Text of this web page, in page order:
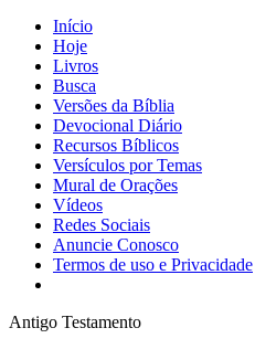
Início
Hoje
Livros
Busca
Versões da Bíblia
Devocional Diário
Recursos Bíblicos
Versículos por Temas
Mural de Orações
Vídeos
Redes Sociais
Anuncie Conosco
Termos de uso e Privacidade
Antigo Testamento